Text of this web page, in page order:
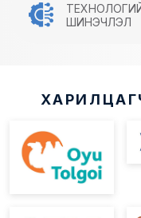
ШИНЭЧЛЭЛ